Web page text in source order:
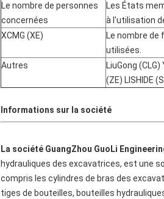
Le nombre de personnes
concernées
Les États
à l'utilisation
XCMG (XE)
Le nombre
utilisées.
Autres
LiuGong
(ZE) LISHIDE
Informations sur la société
La société GuangZhou GuoLi
hydrauliques des excavatrices, est une
compris les cylindres de bras des
tiges de bouteilles, bouteilles